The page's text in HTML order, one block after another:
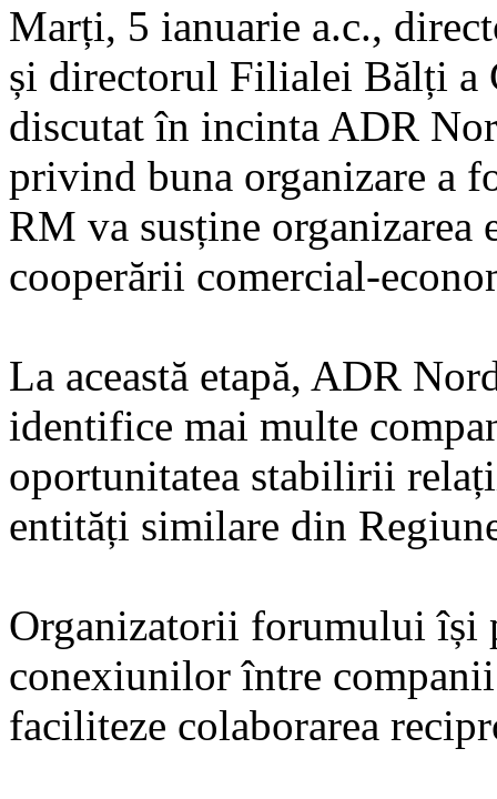
Marți, 5 ianuarie a.c.,
și directorul Filialei Bălți a
discutat în incinta ADR
privind buna organizare a
RM va susține organizarea
cooperării comercial-
La această etapă, ADR
identifice mai multe
oportunitatea stabilirii
entități similare din
Organizatorii forumului își
conexiunilor între
faciliteze colaborarea